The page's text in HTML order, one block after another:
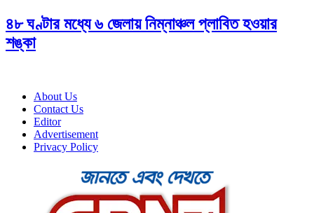
৪৮ ঘণ্টার মধ্যে ৬ জেলায় নিম্নাঞ্চল প্লাবিত হওয়ার
শঙ্কা
About Us
Contact Us
Editor
Advertisement
Privacy Policy